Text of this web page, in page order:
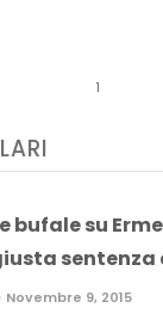
1
bufale su
sentenza
Novembre 9, 2015